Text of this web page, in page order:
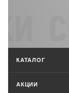
КАТАЛОГ
АКЦИИ